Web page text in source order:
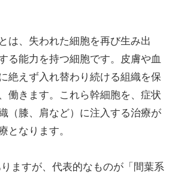
は、失われた細胞を再び生み出
る能力を持つ細胞です。皮膚や血
絶えず入れ替わり続ける組織を保
働きます。これら幹細胞を、症状
（膝、肩など）に注入する治療が
となります。
ますが、代表的なものが「間葉系